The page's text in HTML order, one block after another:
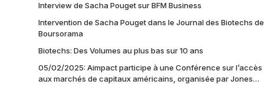
Interview de Sacha Pouget sur BFM Business
Intervention de Sacha Pouget dans le Journal des Biotechs de
Boursorama
Biotechs: Des Volumes au plus bas sur 10 ans
05/02/2025: Aimpact participe à une Conférence sur l’accès
aux marchés de capitaux américains, organisée par Jones